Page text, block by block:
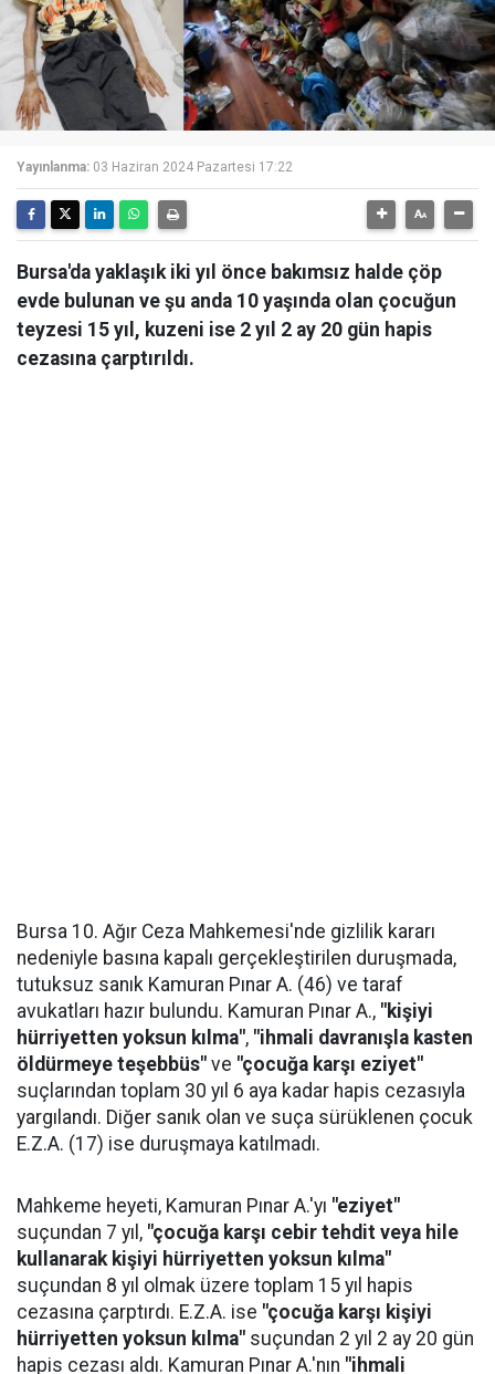
Yayınlanma: 03 Haziran 2024 Pazartesi 17:22
Bursa'da yaklaşık iki yıl önce bakımsız halde çöp
evde bulunan ve şu anda 10 yaşında olan çocuğun
teyzesi 15 yıl, kuzeni ise 2 yıl 2 ay 20 gün hapis
cezasına çarptırıldı.
Bursa 10. Ağır Ceza Mahkemesi'nde gizlilik kararı
nedeniyle basına kapalı gerçekleştirilen duruşmada,
tutuksuz sanık Kamuran Pınar A. (46) ve taraf
avukatları hazır bulundu. Kamuran Pınar A., "kişiyi
hürriyetten yoksun kılma", "ihmali davranışla kasten
öldürmeye teşebbüs" ve "çocuğa karşı eziyet"
suçlarından toplam 30 yıl 6 aya kadar hapis cezasıyla
yargılandı. Diğer sanık olan ve suça sürüklenen çocuk
E.Z.A. (17) ise duruşmaya katılmadı.
Mahkeme heyeti, Kamuran Pınar A.'yı "eziyet"
suçundan 7 yıl, "çocuğa karşı cebir tehdit veya hile
kullanarak kişiyi hürriyetten yoksun kılma"
suçundan 8 yıl olmak üzere toplam 15 yıl hapis
cezasına çarptırdı. E.Z.A. ise "çocuğa karşı kişiyi
hürriyetten yoksun kılma" suçundan 2 yıl 2 ay 20 gün
hapis cezası aldı. Kamuran Pınar A.'nın "ihmali